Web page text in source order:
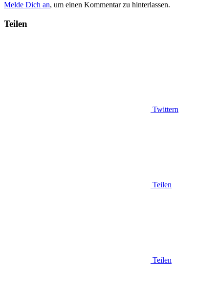
Melde Dich an, um einen Kommentar zu hinterlassen.
Teilen
Twittern
Teilen
Teilen